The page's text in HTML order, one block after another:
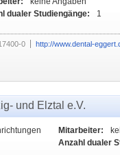
dualer Studiengänge:
1
0 http://www.dental-
und Elztal e.V.
Mitarbeiter:
Anzahl dualer